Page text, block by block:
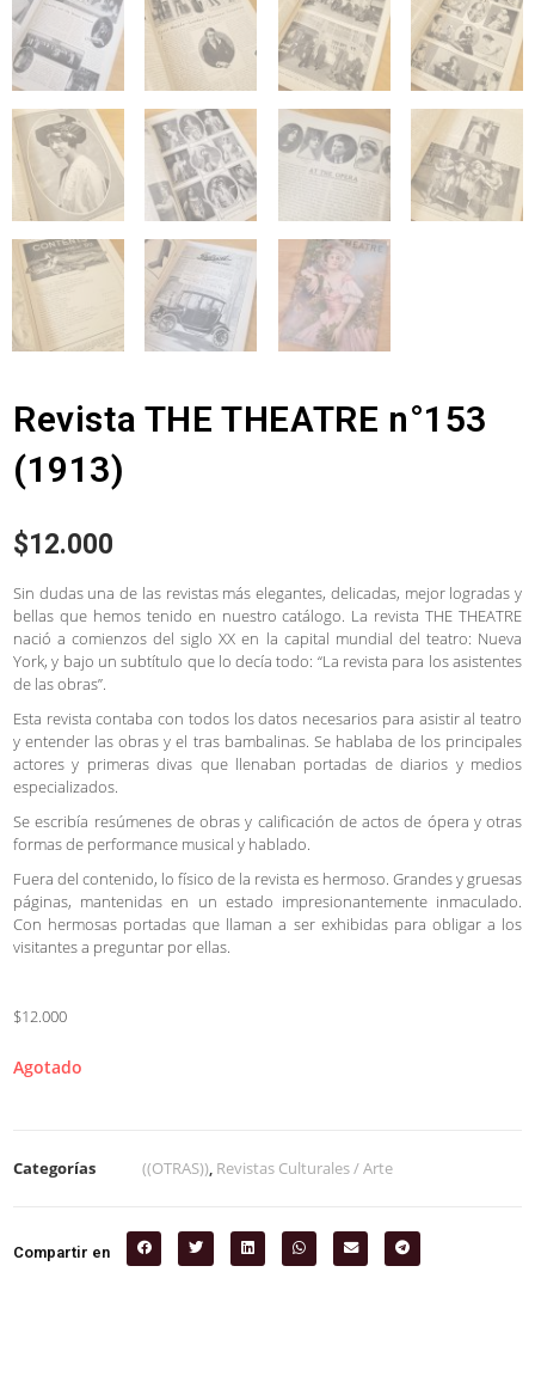
Revista THE THEATRE n°153
(1913)
$12.000
Sin dudas una de las revistas más elegantes, delicadas, mejor logradas y
bellas que hemos tenido en nuestro catálogo. La revista THE THEATRE
nació a comienzos del siglo XX en la capital mundial del teatro: Nueva
York, y bajo un subtítulo que lo decía todo: “La revista para los asistentes
de las obras”.
Esta revista contaba con todos los datos necesarios para asistir al teatro
y entender las obras y el tras bambalinas. Se hablaba de los principales
actores y primeras divas que llenaban portadas de diarios y medios
especializados.
Se escribía resúmenes de obras y calificación de actos de ópera y otras
formas de performance musical y hablado.
Fuera del contenido, lo físico de la revista es hermoso. Grandes y gruesas
páginas, mantenidas en un estado impresionantemente inmaculado.
Con hermosas portadas que llaman a ser exhibidas para obligar a los
visitantes a preguntar por ellas.
$12.000
Agotado
Categorías ((OTRAS)), Revistas Culturales / Arte
Compartir en